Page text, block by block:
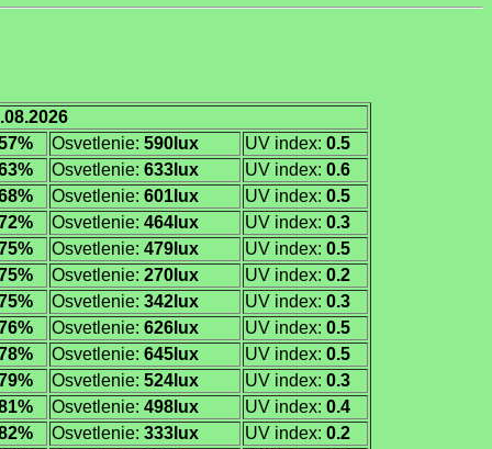
Osvetlenie: 590lux UV index: 0.5
Osvetlenie: 633lux UV index: 0.6
Osvetlenie: 601lux UV index: 0.5
Osvetlenie: 464lux UV index: 0.3
Osvetlenie: 479lux UV index: 0.5
Osvetlenie: 270lux UV index: 0.2
Osvetlenie: 342lux UV index: 0.3
Osvetlenie: 626lux UV index: 0.5
Osvetlenie: 645lux UV index: 0.5
Osvetlenie: 524lux UV index: 0.3
Osvetlenie: 498lux UV index: 0.4
Osvetlenie: 333lux UV index: 0.2